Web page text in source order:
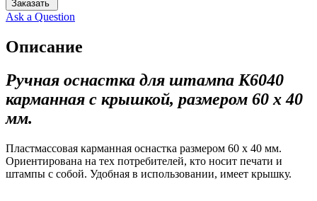
Заказать
Ask a Question
Описание
Ручная оснастка для штампа К6040
карманная с крышкой, размером 60 х 40
мм.
Пластмассовая карманная оснастка размером 60 х 40 мм.
Ориентирована на тех потребителей, кто носит печати и
штампы с собой. Удобная в использовании, имеет крышку.